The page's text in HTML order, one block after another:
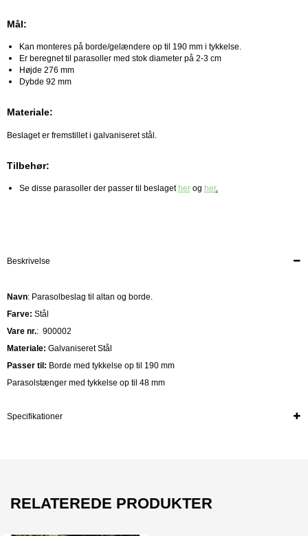
Mål:
Kan monteres på borde/gelændere op til 190 mm i tykkelse.
Er beregnet til parasoller med stok diameter på 2-3 cm
Højde 276 mm
Dybde 92 mm
Materiale:
Beslaget er fremstillet i galvaniseret stål.
Tilbehør:
Se disse parasoller der passer til beslaget herog her.
Beskrivelse
Navn: Parasolbeslag til altan og borde.
Farve: Stål
Vare nr.: 900002
Materiale: Galvaniseret Stål
Passer til: Borde med tykkelse op til 190 mm
Parasolstænger med tykkelse op til 48 mm
Specifikationer
RELATEREDE PRODUKTER